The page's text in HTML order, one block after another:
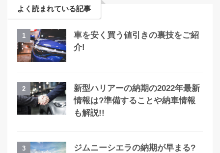
よく読まれている記事
1
車を安く買う値引きの裏技をご紹
介!
2
新型ハリアーの納期の2022年最新
情報は?準備することや納車情報
も解説!!
3
ジムニーシエラの納期が早まる?